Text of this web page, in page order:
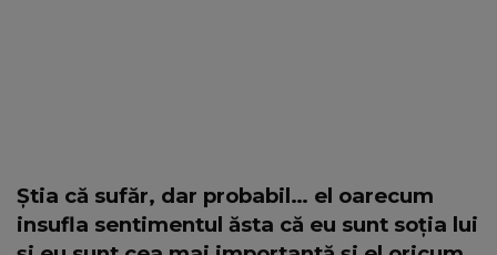
Știa că sufăr, dar probabil… el oarecum
insufla sentimentul ăsta că eu sunt soția lui